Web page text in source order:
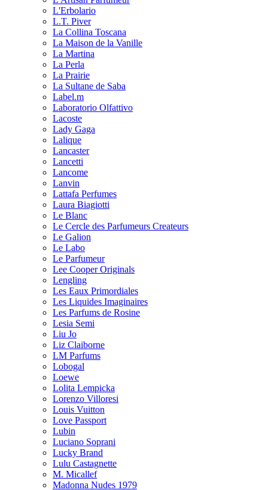
L'Erbolario
L.T. Piver
La Collina Toscana
La Maison de la Vanille
La Martina
La Perla
La Prairie
La Sultane de Saba
Label.m
Laboratorio Olfattivo
Lacoste
Lady Gaga
Lalique
Lancaster
Lancetti
Lancome
Lanvin
Lattafa Perfumes
Laura Biagiotti
Le Blanc
Le Cercle des Parfumeurs Createurs
Le Galion
Le Labo
Le Parfumeur
Lee Cooper Originals
Lengling
Les Eaux Primordiales
Les Liquides Imaginaires
Les Parfums de Rosine
Lesia Semi
Liu Jo
Liz Claiborne
LM Parfums
Lobogal
Loewe
Lolita Lempicka
Lorenzo Villoresi
Louis Vuitton
Love Passport
Lubin
Luciano Soprani
Lucky Brand
Lulu Castagnette
M. Micallef
Madonna Nudes 1979